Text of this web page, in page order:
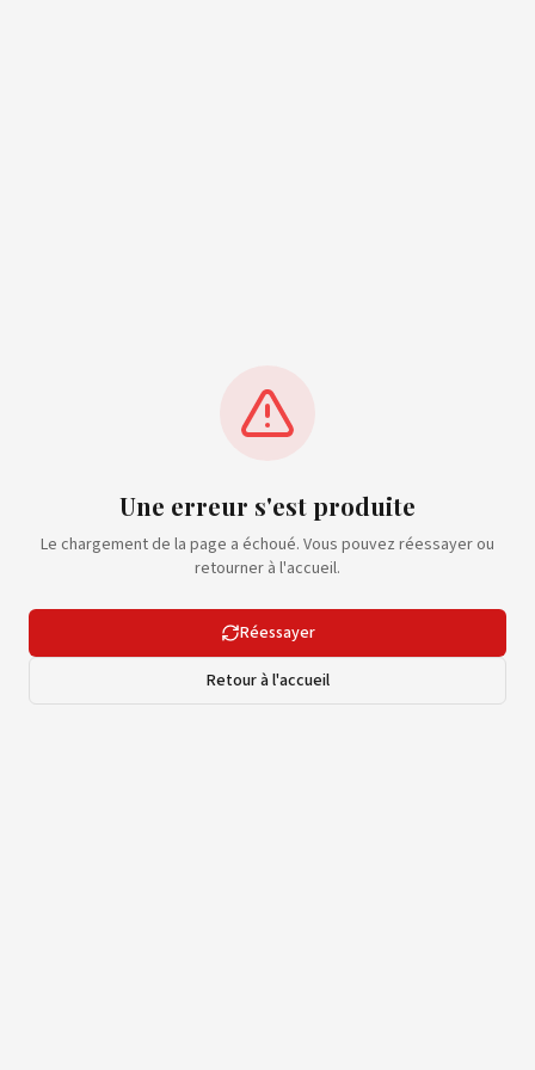
Une erreur s'est produite
Le chargement de la page a échoué. Vous pouvez réessayer ou
retourner à l'accueil.
Réessayer
Retour à l'accueil